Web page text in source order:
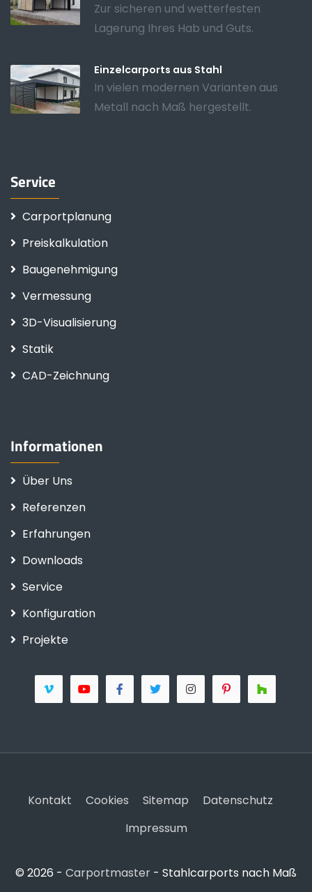
Zur sicheren und wetterfesten
Lagerung Ihres Hab und Guts.
Einzelcarports aus Stahl
In vielen modernen Varianten aus
Metall nach Maß hergestellt.
Service
Carportplanung
Preiskalkulation
Baugenehmigung
Vermessung
3D-Visualisierung
Statik
CAD-Zeichnung
Informationen
Über Uns
Referenzen
Erfahrungen
Downloads
Service
Konfiguration
Projekte
© 2026 - Carportmaster - Stahlcarports nach Maß
Kontakt Cookies Sitemap
Datenschutz
Impressum